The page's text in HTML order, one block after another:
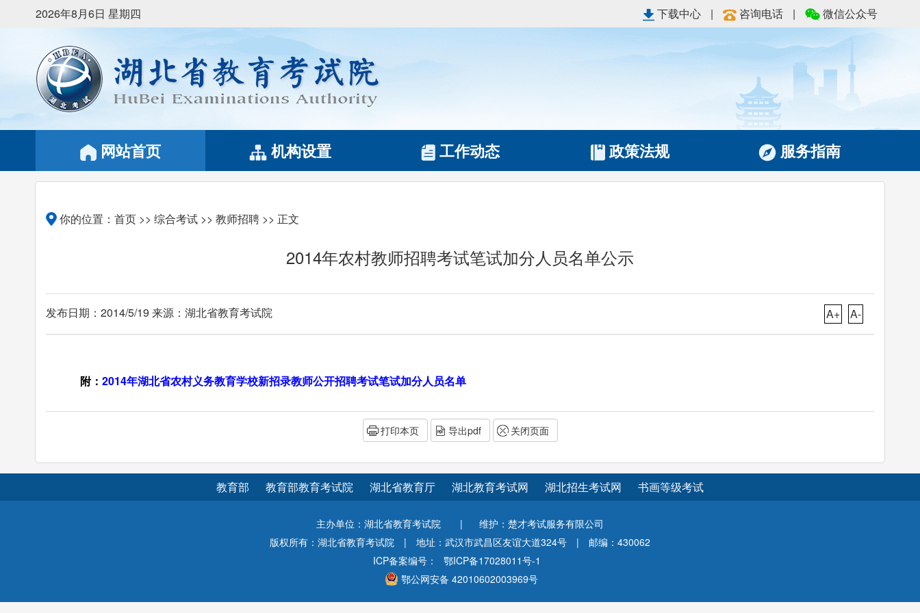
2026年8月6日 星期四 下载中心 | 咨询电话 | 微信公众号
网站首页 机构设置 工作动态 政策法规 服务指南
你的位置： 首页 >> 综合考试 >> 教师招聘 >> 正文
2014年农村教师招聘考试笔试加分人员名单公示
发布日期：2014/5/19 来源：湖北省教育考试院 A+ A-
附： 2014年湖北省农村义务教育学校新招录教师公开招聘考试笔试加分人员名单
打印本页 导出pdf 关闭页面
教育部 教育部教育考试院 湖北省教育厅 湖北教育考试网 湖北招生考试网 书画等级考试
主办单位：湖北省教育考试院 |
维护：楚才考试服务有限公司
版权所有：湖北省教育考试院
| 地址：武汉市武昌区友谊大道324号 |
邮编：430062
ICP备案编号：
鄂ICP备17028011号-1
鄂公网安备 42010602003969号